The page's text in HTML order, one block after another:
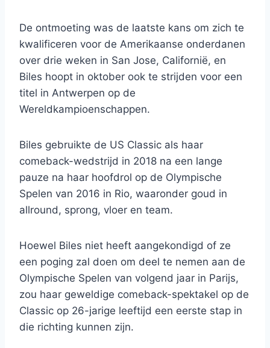
De ontmoeting was de laatste kans om zich te
kwalificeren voor de Amerikaanse onderdanen
over drie weken in San Jose, Californië, en
Biles hoopt in oktober ook te strijden voor een
titel in Antwerpen op de
Wereldkampioenschappen.
Biles gebruikte de US Classic als haar
comeback-wedstrijd in 2018 na een lange
pauze na haar hoofdrol op de Olympische
Spelen van 2016 in Rio, waaronder goud in
allround, sprong, vloer en team.
Hoewel Biles niet heeft aangekondigd of ze
een poging zal doen om deel te nemen aan de
Olympische Spelen van volgend jaar in Parijs,
zou haar geweldige comeback-spektakel op de
Classic op 26-jarige leeftijd een eerste stap in
die richting kunnen zijn.